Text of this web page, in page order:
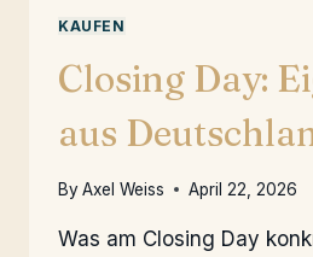
KAUFEN
Closing Day:
aus
ByAxel Weiss April 22, 2026
Was am Closing Day